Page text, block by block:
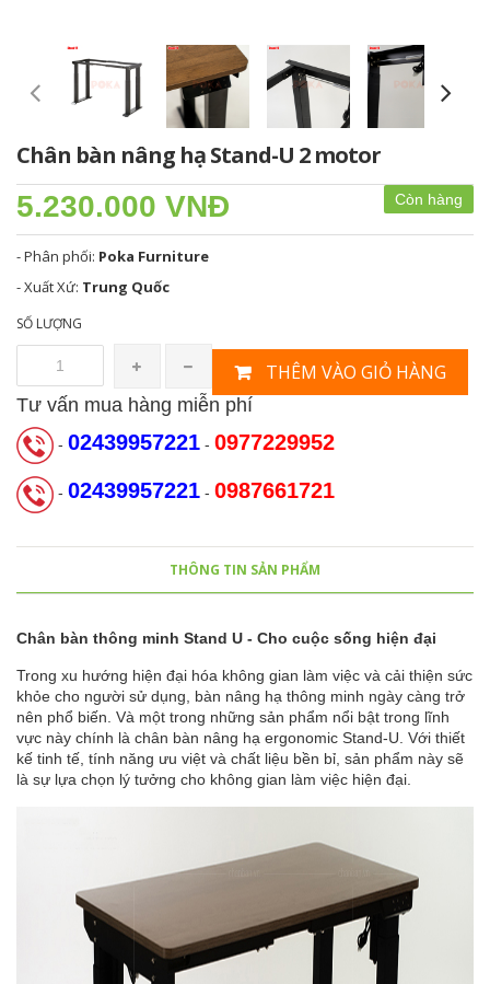
Chân bàn nâng hạ Stand-U 2 motor
Còn hàng
5.230.000 VNĐ
- Phân phối: Poka Furniture
- Xuất Xứ: Trung Quốc
SỐ LƯỢNG
THÊM VÀO GIỎ HÀNG
Tư vấn mua hàng miễn phí
- 02439957221 - 0977229952
- 02439957221 - 0987661721
THÔNG TIN SẢN PHẨM
Chân bàn thông minh Stand U - Cho cuộc sống hiện đại
Trong xu hướng hiện đại hóa không gian làm việc và cải thiện sức
khỏe cho người sử dụng, bàn nâng hạ thông minh ngày càng trở
nên phổ biến. Và một trong những sản phẩm nổi bật trong lĩnh
vực này chính là chân bàn nâng hạ ergonomic Stand-U. Với thiết
kế tinh tế, tính năng ưu việt và chất liệu bền bỉ, sản phẩm này sẽ
là sự lựa chọn lý tưởng cho không gian làm việc hiện đại.